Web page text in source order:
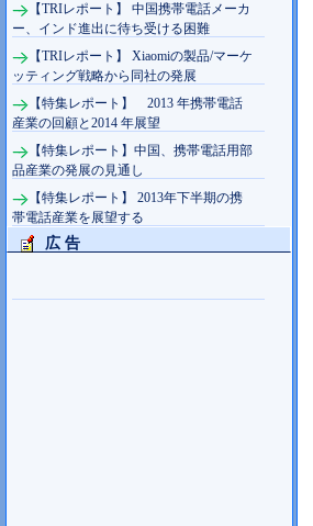
【TRIレポート】 中国携帯電話メーカ
ー、インド進出に待ち受ける困難
【TRIレポート】 Xiaomiの製品/マーケ
ッティング戦略から同社の発展
【特集レポート】 2013 年携帯電話
産業の回顧と2014 年展望
【特集レポート】中国、携帯電話用部
品産業の発展の見通し
【特集レポート】 2013年下半期の携
帯電話産業を展望する
広 告